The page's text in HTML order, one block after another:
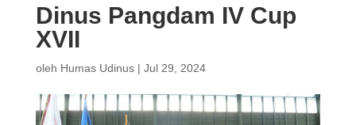
Dinus Pangdam IV Cup
XVII
oleh Humas Udinus| Jul 29, 2024